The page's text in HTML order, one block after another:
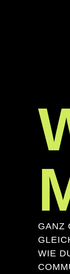
GANZ
WIE